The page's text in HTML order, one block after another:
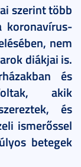
szerint több
nem
diákjai is.
és
akik
és
ismerőssel
betegek